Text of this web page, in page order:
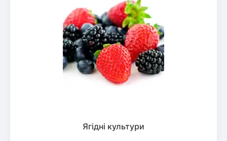
Ягідні культури